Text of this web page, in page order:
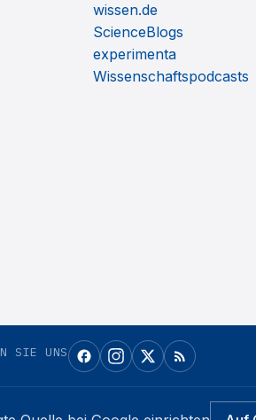
wissen.de
ScienceBlogs
experimenta
Wissenschaftspodcasts
SIE UNS